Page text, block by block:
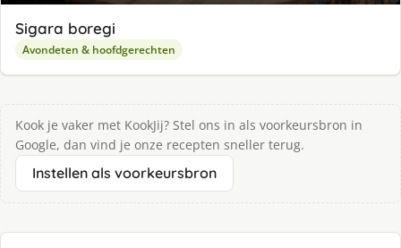
Sigara boregi
Avondeten & hoofdgerechten
Kook je vaker met KookJij? Stel ons in als voorkeursbron in
Google, dan vind je onze recepten sneller terug.
Instellen als voorkeursbron